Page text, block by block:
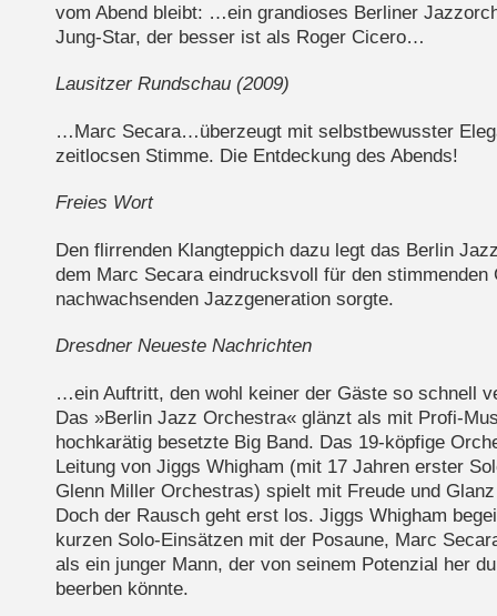
vom Abend bleibt: …ein grandioses Berliner
Jung-Star, der besser ist als Roger Cicero…
Lausitzer Rundschau (2009)
…Marc Secara…überzeugt mit selbstbewusster
zeitlocsen Stimme. Die Entdeckung des Abends!
Freies Wort
Den flirrenden Klangteppich dazu legt das Berlin
dem Marc Secara eindrucksvoll für den stimmenden
nachwachsenden Jazzgeneration sorgte.
Dresdner Neueste Nachrichten
…ein Auftritt, den wohl keiner der Gäste so schnell
Das »Berlin Jazz Orchestra« glänzt als mit Profi-
hochkarätig besetzte Big Band. Das 19-köpfige
Leitung von Jiggs Whigham (mit 17 Jahren erster
Glenn Miller Orchestras) spielt mit Freude und
Doch der Rausch geht erst los. Jiggs Whigham
kurzen Solo-Einsätzen mit der Posaune, Marc
als ein junger Mann, der von seinem Potenzial her
beerben könnte.